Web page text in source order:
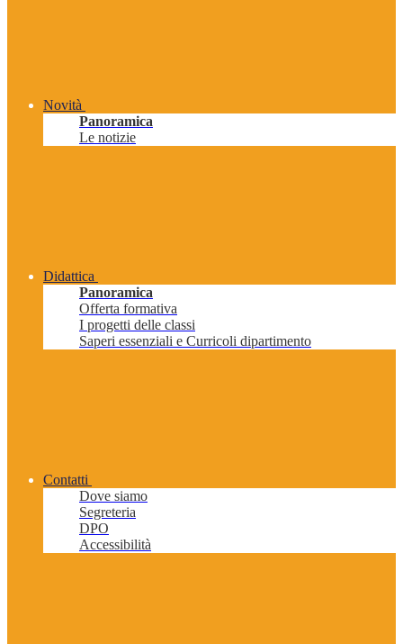
Novità
Panoramica
Le notizie
Didattica
Panoramica
Offerta formativa
I progetti delle classi
Saperi essenziali e Curricoli dipartimento
Contatti
Dove siamo
Segreteria
DPO
Accessibilità